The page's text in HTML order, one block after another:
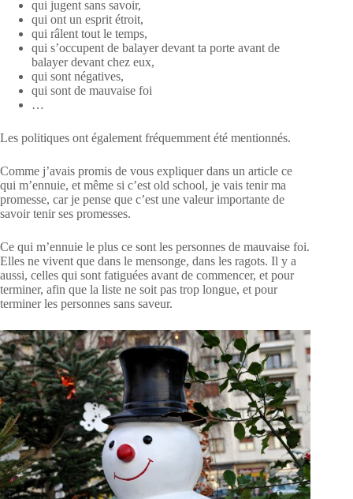
qui jugent sans savoir,
qui ont un esprit étroit,
qui râlent tout le temps,
qui s’occupent de balayer devant ta porte avant de
balayer devant chez eux,
qui sont négatives,
qui sont de mauvaise foi
…
Les politiques ont également fréquemment été mentionnés.
Comme j’avais promis de vous expliquer dans un article ce
qui m’ennuie, et même si c’est old school, je vais tenir ma
promesse, car je pense que c’est une valeur importante de
savoir tenir ses promesses.
Ce qui m’ennuie le plus ce sont les personnes de mauvaise foi.
Elles ne vivent que dans le mensonge, dans les ragots. Il y a
aussi, celles qui sont fatiguées avant de commencer, et pour
terminer, afin que la liste ne soit pas trop longue, et pour
terminer les personnes sans saveur.